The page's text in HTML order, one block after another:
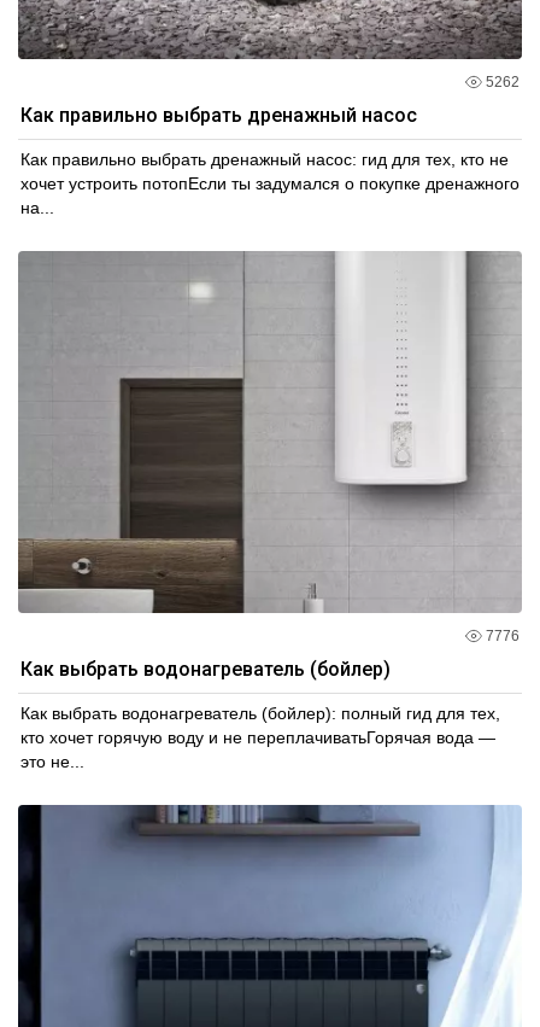
5262
Как правильно выбрать дренажный насос
Как правильно выбрать дренажный насос: гид для тех, кто не
хочет устроить потопЕсли ты задумался о покупке дренажного
на...
7776
Как выбрать водонагреватель (бойлер)
Как выбрать водонагреватель (бойлер): полный гид для тех,
кто хочет горячую воду и не переплачиватьГорячая вода —
это не...